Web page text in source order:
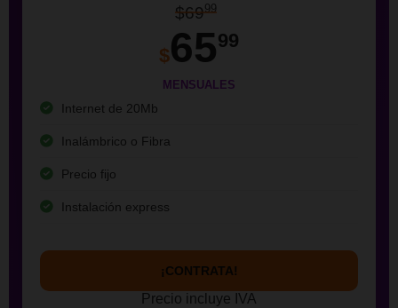
$6999
$6599
MENSUALES
Internet de 20Mb
Inalámbrico o Fibra
Precio fijo
Instalación express
¡CONTRATA!
Precio incluye IVA